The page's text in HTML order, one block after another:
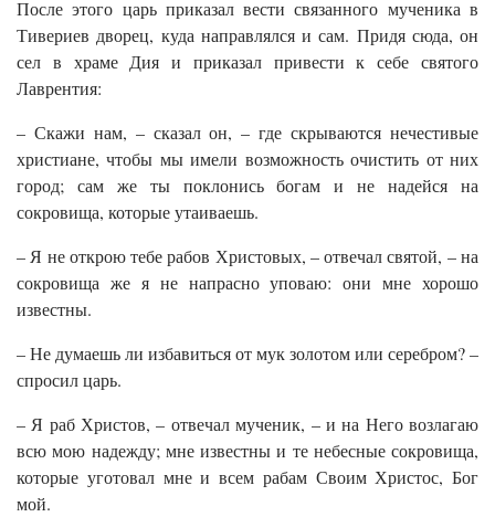
После этого царь приказал вести связанного мученика в
Тивериев дворец, куда направлялся и сам. Придя сюда, он
сел в храме Дия и приказал привести к себе святого
Лаврентия:
– Скажи нам, – сказал он, – где скрываются нечестивые
христиане, чтобы мы имели возможность очистить от них
город; сам же ты поклонись богам и не надейся на
сокровища, которые утаиваешь.
– Я не открою тебе рабов Христовых, – отвечал святой, – на
сокровища же я не напрасно уповаю: они мне хорошо
известны.
– Не думаешь ли избавиться от мук золотом или серебром? –
спросил царь.
– Я раб Христов, – отвечал мученик, – и на Него возлагаю
всю мою надежду; мне известны и те небесные сокровища,
которые уготовал мне и всем рабам Своим Христос, Бог
мой.